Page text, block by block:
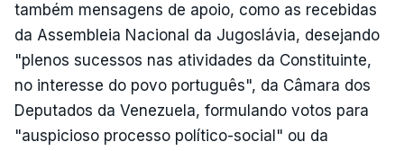
também mensagens de apoio, como as recebidas
da Assembleia Nacional da Jugoslávia, desejando
"plenos sucessos nas atividades da Constituinte,
no interesse do povo português", da Câmara dos
Deputados da Venezuela, formulando votos para
"auspicioso processo político-social" ou da